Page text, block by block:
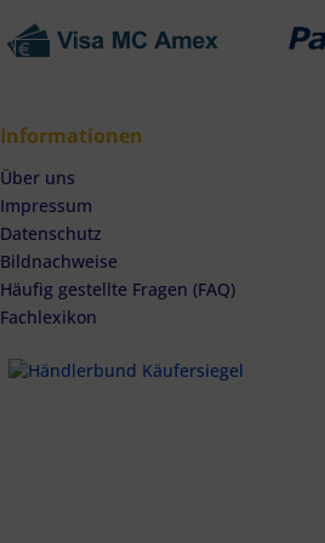
Informationen
Über uns
Impressum
Datenschutz
Bildnachweise
Häufig gestellte Fragen (FAQ)
Fachlexikon